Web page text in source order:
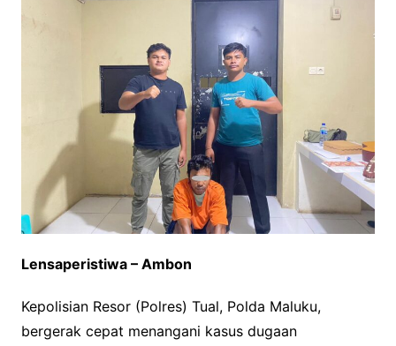
Lensaperistiwa – Ambon
Kepolisian Resor (Polres) Tual, Polda Maluku,
bergerak cepat menangani kasus dugaan